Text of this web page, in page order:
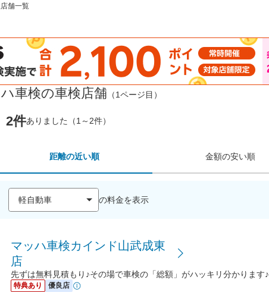
舗一覧
車検の車検店舗 （1ページ目）
2件ありました（1～2件）
距離の近い順 金額の安い順
の料金を表示
マッハ車検カインド山武成東
店
先ずは無料見積もり♪その場で車検の「総額」がハッキリ分かります♪
特典あり 優良店